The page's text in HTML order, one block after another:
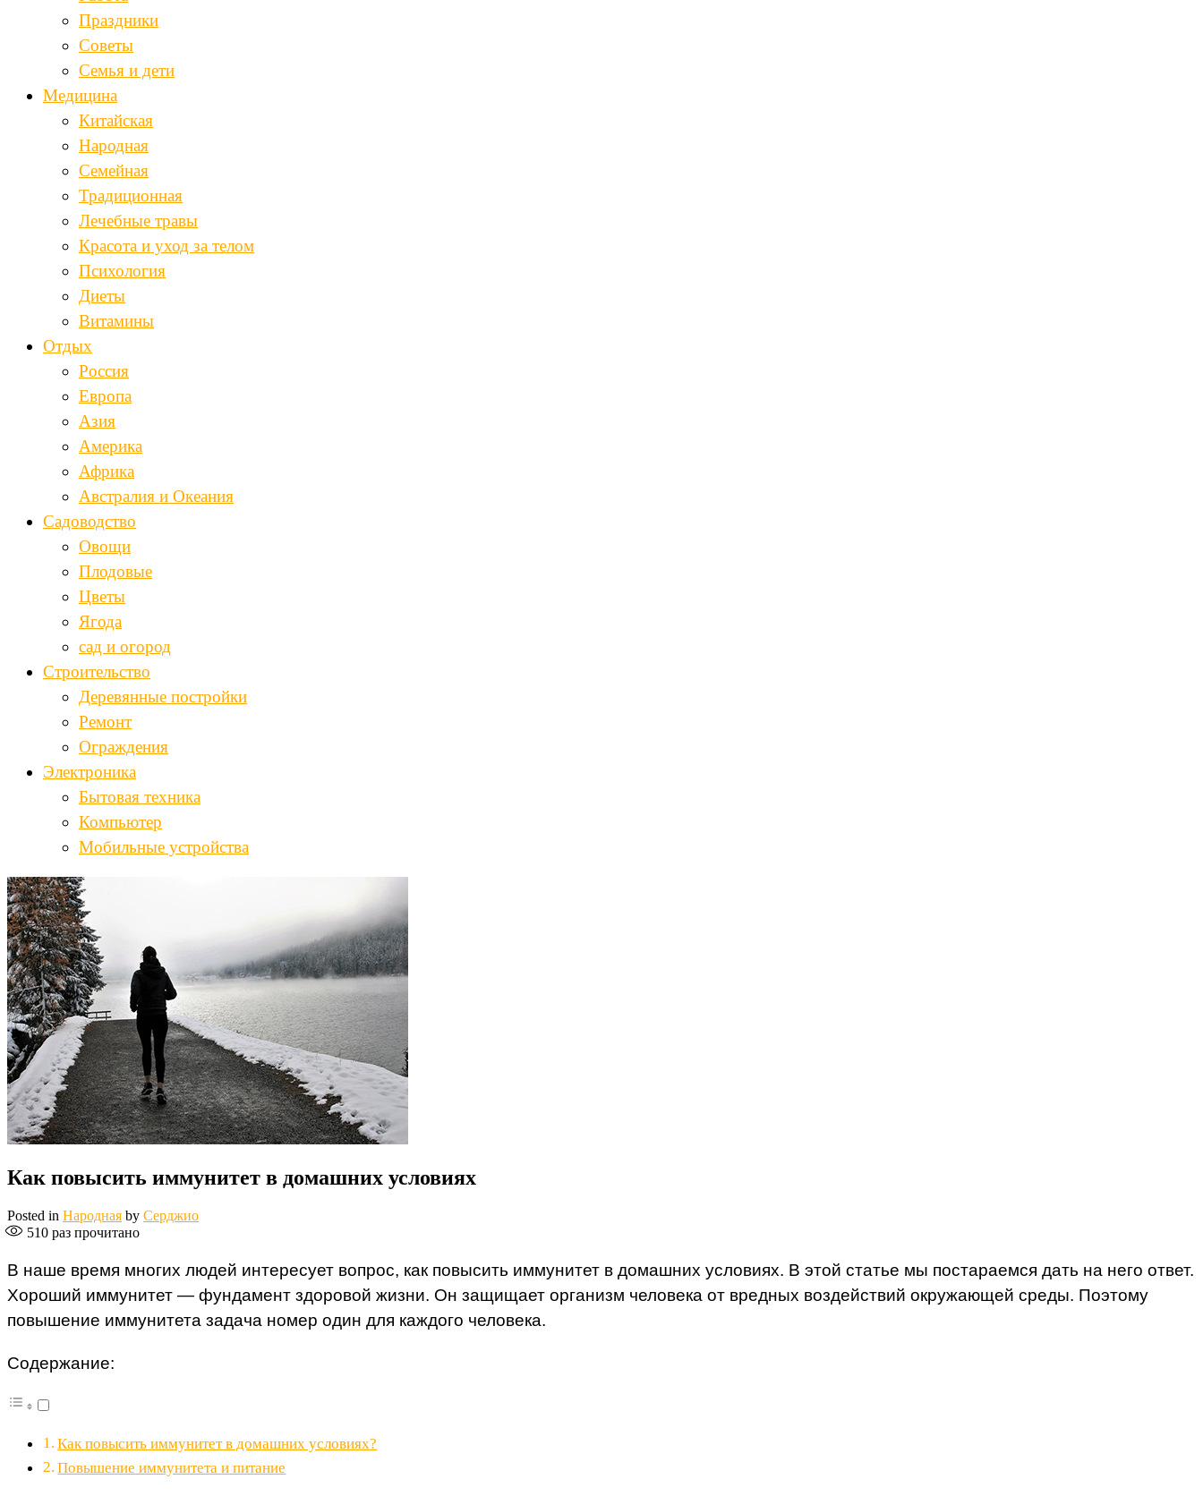
Праздники
Советы
Семья и дети
Медицина
Китайская
Народная
Семейная
Традиционная
Лечебные травы
Красота и уход за телом
Психология
Диеты
Витамины
Отдых
Россия
Европа
Азия
Америка
Африка
Австралия и Океания
Садоводство
Овощи
Плодовые
Цветы
Ягода
сад и огород
Строительство
Деревянные постройки
Ремонт
Ограждения
Электроника
Бытовая техника
Компьютер
Мобильные устройства
Как повысить иммунитет в домашних условиях
Posted in Народная by Серджио
510 раз прочитано
В наше время многих людей интересует вопрос, как повысить иммунитет в домашних условиях. В этой статье мы постараемся дать на него ответ.
Хороший иммунитет — фундамент здоровой жизни. Он защищает организм человека от вредных воздействий окружающей среды. Поэтому
повышение иммунитета задача номер один для каждого человека.
Содержание:
Как повысить иммунитет в домашних условиях?
Повышение иммунитета и питание